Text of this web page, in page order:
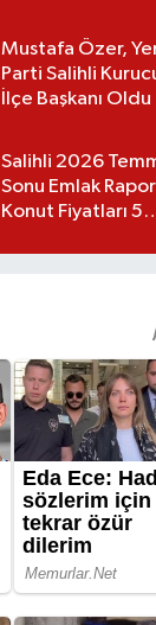
Mustafa Özer,
Parti Salihli
İlçe Başkanı Oldu
Salihli 2026
Sonu Emlak
Konut Fiyatları 5